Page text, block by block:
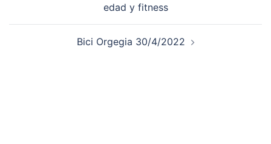
edad y fitness
Bici Orgegia 30/4/2022